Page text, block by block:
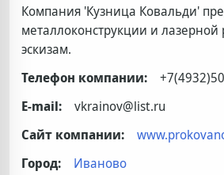
Компания 'Кузница Ковальди'
металлоконструкции и
эскизам.
Телефон компании:
E-mail:
vkrainov@list.ru
Сайт компании:
Город:
Иваново